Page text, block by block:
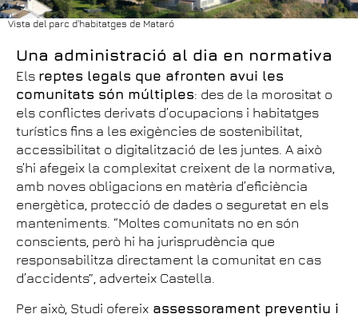
Vista del parc d'habitatges de Mataró
Una administració al dia en normativa
Els reptes legals que afronten avui les
comunitats són múltiples: des de la morositat o
els conflictes derivats d’ocupacions i habitatges
turístics fins a les exigències de sostenibilitat,
accessibilitat o digitalització de les juntes. A això
s’hi afegeix la complexitat creixent de la normativa,
amb noves obligacions en matèria d’eficiència
energètica, protecció de dades o seguretat en els
manteniments. “Moltes comunitats no en són
conscients, però hi ha jurisprudència que
responsabilitza directament la comunitat en cas
d’accidents”, adverteix Castella.
Per això, Studi ofereix assessorament preventiu i